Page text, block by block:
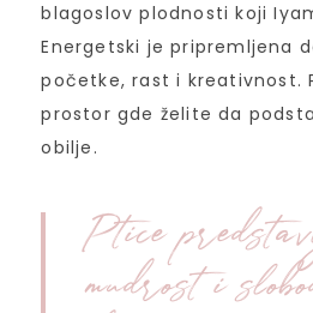
blagoslov plodnosti koji
Energetski je pripremljena
početke, rast i kreativnost.
prostor gde želite da
obilje.
Ptice
mudrost i